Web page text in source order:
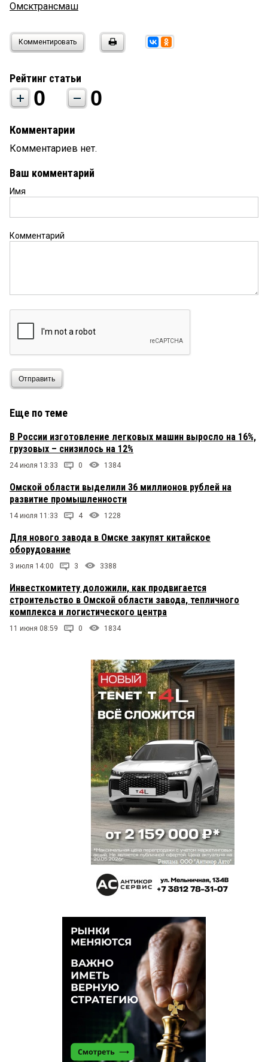
Омсктрансмаш
Комментировать
Рейтинг статьи
0 0
Комментарии
Комментариев нет.
Ваш комментарий
Имя
Комментарий
Отправить
Еще по теме
В России изготовление легковых машин выросло на 16%,
грузовых – снизилось на 12%
24 июля 13:33 0 1384
Омской области выделили 36 миллионов рублей на
развитие промышленности
14 июля 11:33 4 1228
Для нового завода в Омске закупят китайское
оборудование
3 июля 14:00 3 3388
Инвесткомитету доложили, как продвигается
строительство в Омской области завода, тепличного
комплекса и логистического центра
11 июня 08:59 0 1834